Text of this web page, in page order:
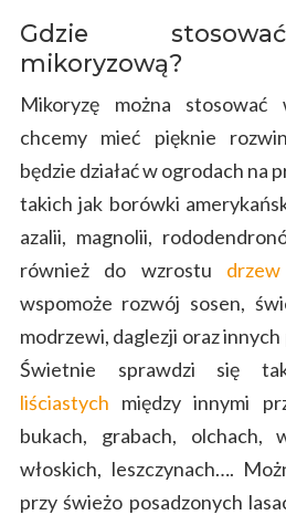
Gdzie
mikoryzową?
Mikoryzę można stosować
chcemy mieć pięknie
będzie działać w ogrodach na
takich jak borówki
azalii, magnolii,
również do wzrostu
wspomoże rozwój sosen,
modrzewi, daglezji oraz
Świetnie sprawdzi się
liściastych między innymi
bukach, grabach, olchach,
włoskich, leszczynach….
przy świeżo posadzonych